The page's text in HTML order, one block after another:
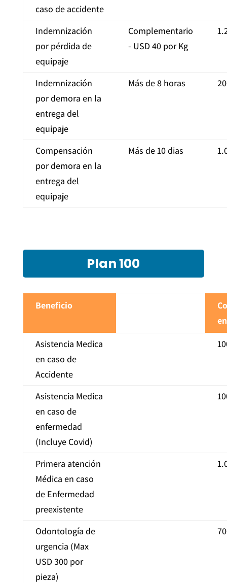
caso de accidente
Indemnización
por pérdida de
equipaje
Complementario
- USD 40 por Kg
Indemnización
por demora en la
entrega del
equipaje
Más de 8 horas
Compensación
por demora en la
entrega del
equipaje
Más de 10 dias
Plan 100
Beneficio
Asistencia Medica
en caso de
Accidente
Asistencia Medica
en caso de
enfermedad
(Incluye Covid)
Primera atención
Médica en caso
de Enfermedad
preexistente
Odontología de
urgencia (Max
USD 300 por
pieza)